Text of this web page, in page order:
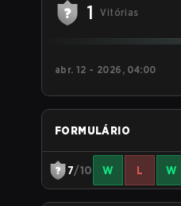
1 Vitórias
abr. 12 - 2026, 04:00
FORMULÁRIO
7/10 W L W